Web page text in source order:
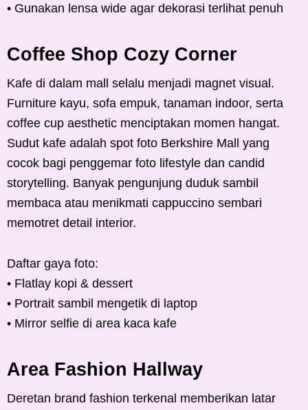
• Gunakan lensa wide agar dekorasi terlihat penuh
Coffee Shop Cozy Corner
Kafe di dalam mall selalu menjadi magnet visual.
Furniture kayu, sofa empuk, tanaman indoor, serta
coffee cup aesthetic menciptakan momen hangat.
Sudut kafe adalah spot foto Berkshire Mall yang
cocok bagi penggemar foto lifestyle dan candid
storytelling. Banyak pengunjung duduk sambil
membaca atau menikmati cappuccino sembari
memotret detail interior.
Daftar gaya foto:
• Flatlay kopi & dessert
• Portrait sambil mengetik di laptop
• Mirror selfie di area kaca kafe
Area Fashion Hallway
Deretan brand fashion terkenal memberikan latar